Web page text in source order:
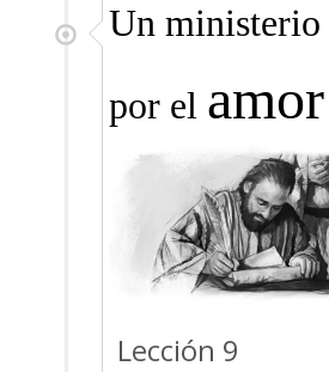
Un ministerio
por el amor
Lección 9